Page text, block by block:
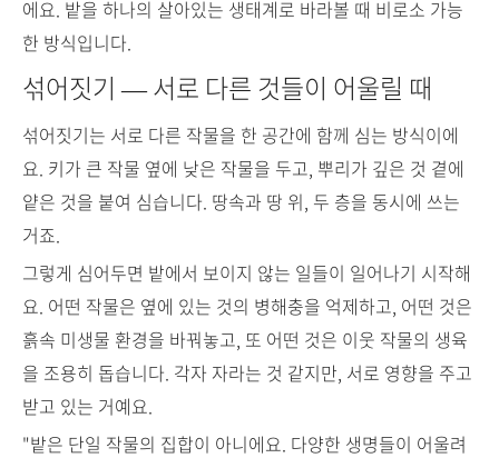
에요. 밭을 하나의 살아있는 생태계로 바라볼 때 비로소 가능
한 방식입니다.
섞어짓기 — 서로 다른 것들이 어울릴 때
섞어짓기는 서로 다른 작물을 한 공간에 함께 심는 방식이에
요. 키가 큰 작물 옆에 낮은 작물을 두고, 뿌리가 깊은 것 곁에
얕은 것을 붙여 심습니다. 땅속과 땅 위, 두 층을 동시에 쓰는
거죠.
그렇게 심어두면 밭에서 보이지 않는 일들이 일어나기 시작해
요. 어떤 작물은 옆에 있는 것의 병해충을 억제하고, 어떤 것은
흙속 미생물 환경을 바꿔놓고, 또 어떤 것은 이웃 작물의 생육
을 조용히 돕습니다. 각자 자라는 것 같지만, 서로 영향을 주고
받고 있는 거예요.
"밭은 단일 작물의 집합이 아니에요. 다양한 생명들이 어울려